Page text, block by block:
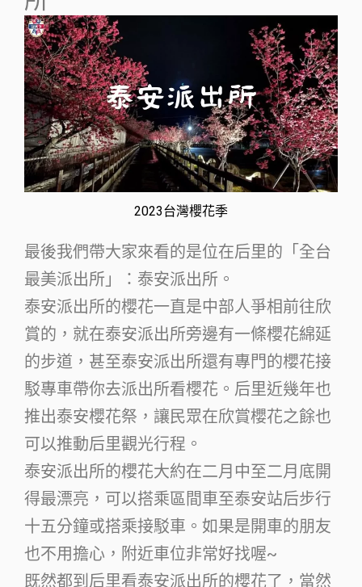
2023台灣櫻花季
最後我們帶大家來看的是位在后里的「全台
最美派出所」：泰安派出所。
泰安派出所的櫻花一直是中部人爭相前往欣
賞的，就在泰安派出所旁邊有一條櫻花綿延
的步道，甚至泰安派出所還有專門的櫻花接
駁專車帶你去派出所看櫻花。后里近幾年也
推出泰安櫻花祭，讓民眾在欣賞櫻花之餘也
可以推動后里觀光行程。
泰安派出所的櫻花大約在二月中至二月底開
得最漂亮，可以搭乘區間車至泰安站后步行
十五分鐘或搭乘接駁車。如果是開車的朋友
也不用擔心，附近車位非常好找喔~
既然都到后里看泰安派出所的櫻花了，當然